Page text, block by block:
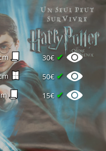
30€ ✔
50€✔
15€ ✔